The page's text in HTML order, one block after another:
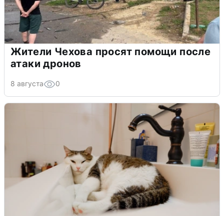
Жители Чехова просят помощи после
атаки дронов
8 августа 0